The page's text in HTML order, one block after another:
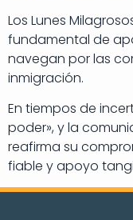
Los Lunes
fundamental de
navegan por las
inmigración.
En tiempos de
poder», y la
reafirma su
fiable y apoyo